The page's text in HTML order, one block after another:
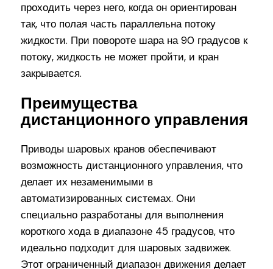
проходить через него, когда он ориентирован
так, что полая часть параллельна потоку
жидкости. При повороте шара на 90 градусов к
потоку, жидкость не может пройти, и кран
закрывается.
Преимущества
дистанционного управления
Приводы шаровых кранов обеспечивают
возможность дистанционного управления, что
делает их незаменимыми в
автоматизированных системах. Они
специально разработаны для выполнения
короткого хода в диапазоне 45 градусов, что
идеально подходит для шаровых задвижек.
Этот ограниченный диапазон движения делает